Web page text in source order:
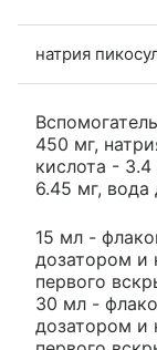
натрия
450 мг,
кислота - 3.4
6.45 мг,
15 мл -
дозатором и
первого
30 мл -
дозатором и